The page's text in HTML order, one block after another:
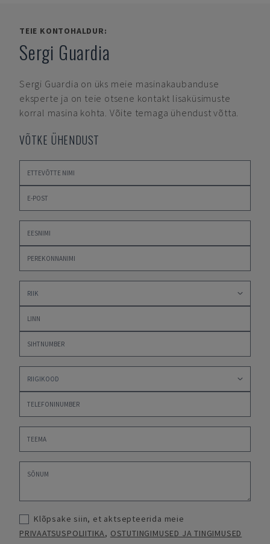
TEIE KONTOHALDUR:
Sergi Guardia
Sergi Guardia on üks meie masinakaubanduse
eksperte ja on teie otsene kontakt lisaküsimuste
korral masina kohta. Võite temaga ühendust võtta.
VÕTKE ÜHENDUST
Klõpsake siin, et aktsepteerida meie
PRIVAATSUSPOLIITIKA, OSTUTINGIMUSED JA TINGIMUSED